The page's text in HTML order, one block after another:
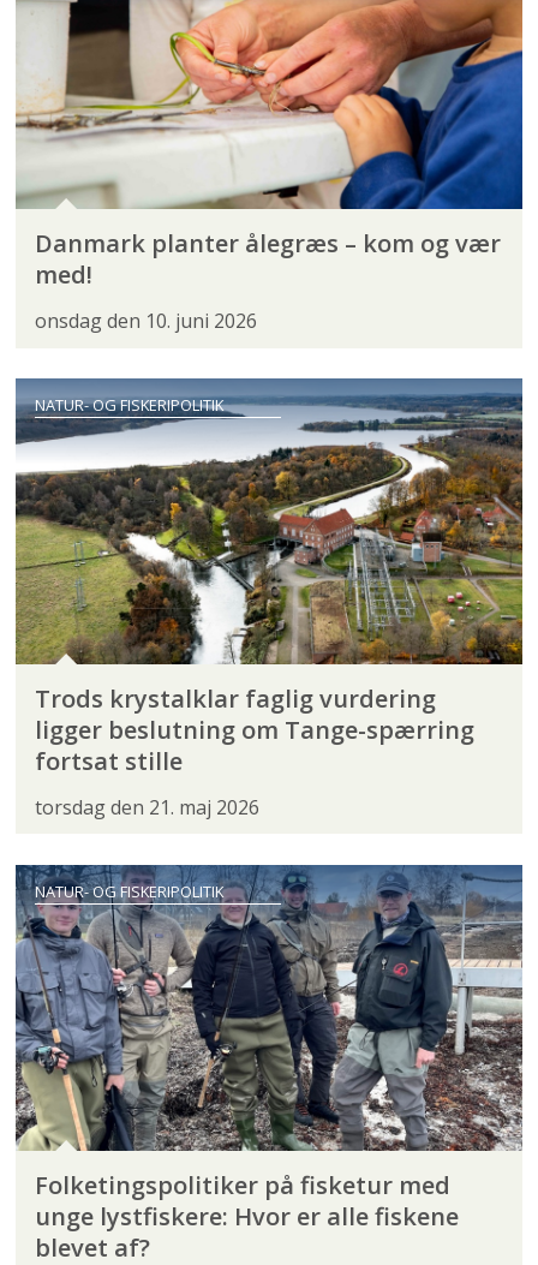
Danmark planter ålegræs – kom og vær
med!
onsdag den 10. juni 2026
NATUR- OG FISKERIPOLITIK
Trods krystalklar faglig vurdering
ligger beslutning om Tange-spærring
fortsat stille
torsdag den 21. maj 2026
NATUR- OG FISKERIPOLITIK
Folketingspolitiker på fisketur med
unge lystfiskere: Hvor er alle fiskene
blevet af?